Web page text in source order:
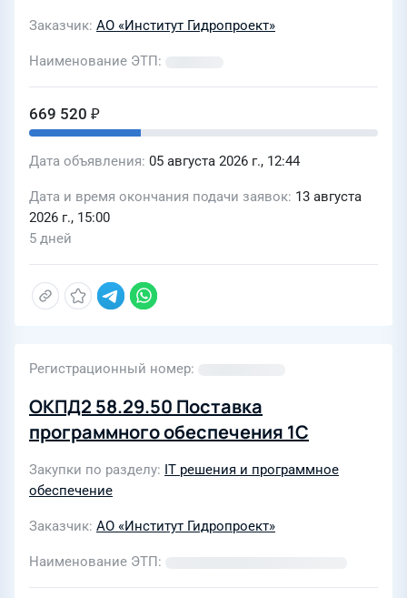
Заказчик АО «Институт Гидропроект»
Наименование ЭТП
669 520 ₽
Дата объявления 05 августа 2026 г., 12:44
Дата и время окончания подачи заявок 13 августа
2026 г., 15:00
5 дней
Регистрационный номер
ОКПД2 58.29.50 Поставка
программного обеспечения 1С
Закупки по разделу IT решения и программное
обеспечение
Заказчик АО «Институт Гидропроект»
Наименование ЭТП